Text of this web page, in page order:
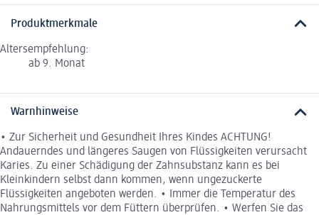
Produktmerkmale
Altersempfehlung:
ab 9. Monat
Warnhinweise
• Zur Sicherheit und Gesundheit Ihres Kindes ACHTUNG!
Andauerndes und längeres Saugen von Flüssigkeiten verursacht
Karies. Zu einer Schädigung der Zahnsubstanz kann es bei
Kleinkindern selbst dann kommen, wenn ungezuckerte
Flüssigkeiten angeboten werden. • Immer die Temperatur des
Nahrungsmittels vor dem Füttern überprüfen. • Werfen Sie das